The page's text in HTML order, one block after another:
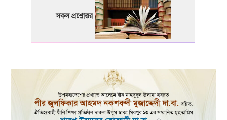
সকল প্রশ্নোত্তর